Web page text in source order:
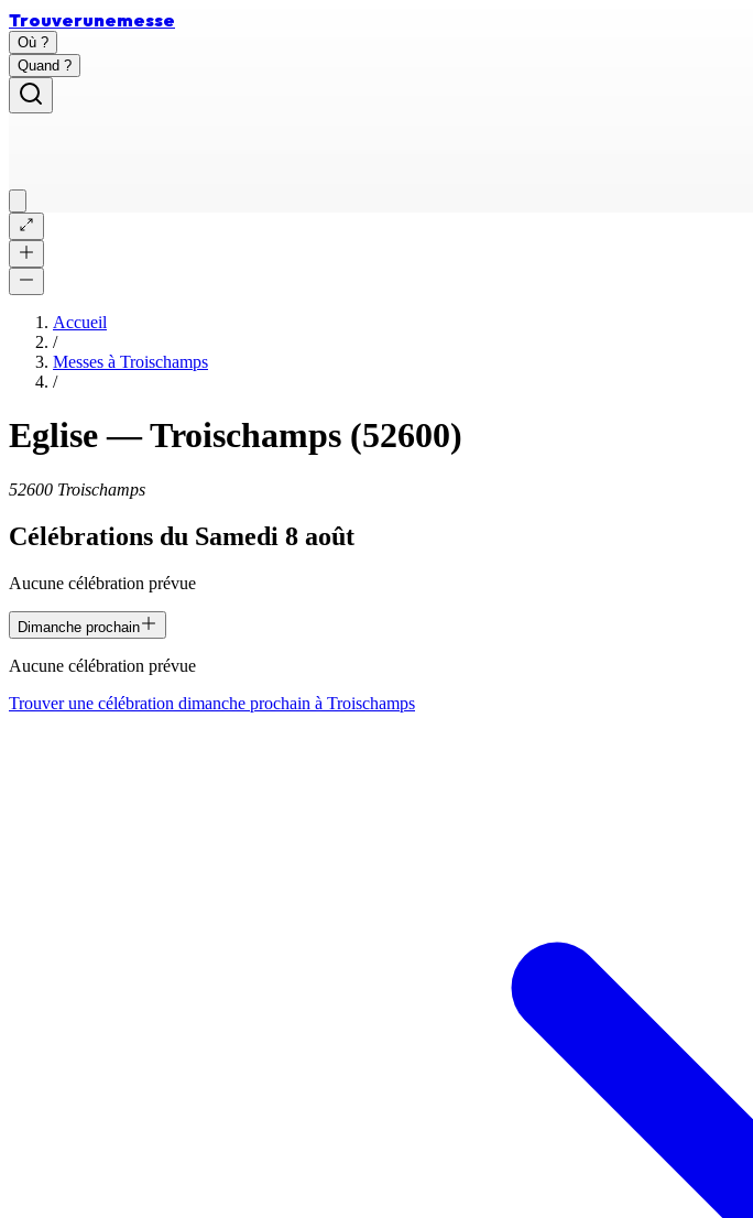
Trouverunemesse
Où ?
Quand ?
Accueil
/
Messes à Troischamps
/
Eglise—Troischamps (52600)
52600 Troischamps
Célébrations du Samedi 8 août
Aucune célébration prévue
Dimanche prochain
Aucune célébration prévue
Trouver une célébration dimanche prochain à Troischamps